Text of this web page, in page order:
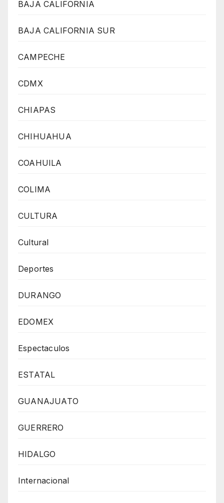
BAJA CALIFORNIA
BAJA CALIFORNIA SUR
CAMPECHE
CDMX
CHIAPAS
CHIHUAHUA
COAHUILA
COLIMA
CULTURA
Cultural
Deportes
DURANGO
EDOMEX
Espectaculos
ESTATAL
GUANAJUATO
GUERRERO
HIDALGO
Internacional